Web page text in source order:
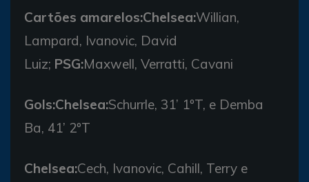
Cartões amarelos:Chelsea:Willian,
Lampard, Ivanovic, David
Luiz; PSG:Maxwell, Verratti, Cavani
Gols:Chelsea:Schurrle, 31’ 1ºT, e Demba
Ba, 41’ 2ºT
Chelsea:Cech, Ivanovic, Cahill, Terry e